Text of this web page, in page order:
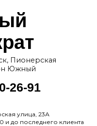
Пионерская
Южный
26-91
улица, 23А
до последнего клиента